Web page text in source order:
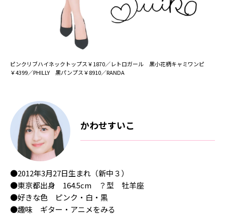
ピンクリブハイネックトップス￥1870／レトロガール 黒小花柄キャミワンピ
￥4399／PHILLY 黒パンプス￥8910／RANDA
かわせすいこ
●2012年3月27日生まれ（新中３）
●東京都出身 164.5cm ？型 牡羊座
●好きな色 ピンク・白・黒
●趣味 ギター・アニメをみる